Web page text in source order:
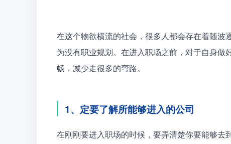
在这个物欲横流的社会，很多人都会存在着随
为没有职业规划。在进入职场之前，对于自身
畅，减少走很多的弯路。
1、定要了解所能够进入的公司
在刚刚要进入职场的时候，要弄清楚你要能够